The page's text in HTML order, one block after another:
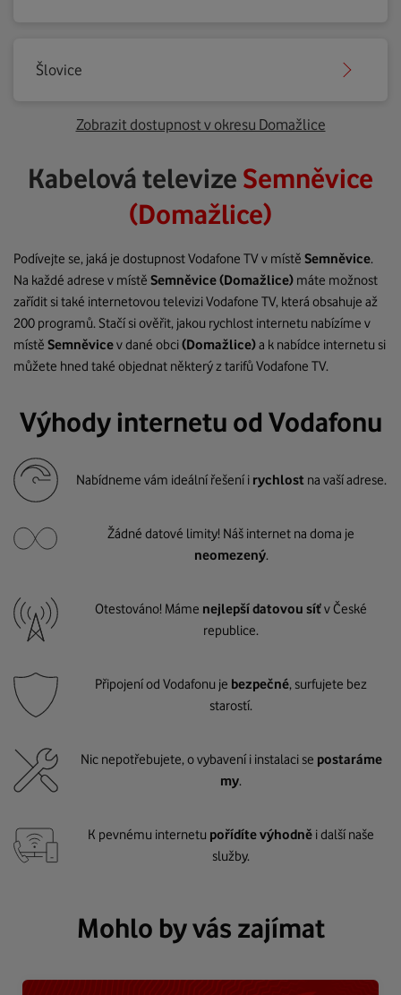
Šlovice
Zobrazit dostupnost v okresu Domažlice
Kabelová televize Semněvice
(Domažlice)
Podívejte se, jaká je dostupnost Vodafone TV v místě Semněvice.
Na každé adrese v místě Semněvice(Domažlice) máte možnost
zařídit si také internetovou televizi Vodafone TV, která obsahuje až
200 programů. Stačí si ověřit, jakou rychlost internetu nabízíme v
místě Semněvicev dané obci(Domažlice)a k nabídce internetu si
můžete hned také objednat některý z tarifů Vodafone TV.
Výhody internetu od Vodafonu
Nabídneme vám ideální řešení i rychlost na vaší adrese.
Žádné datové limity! Náš internet na doma je
neomezený.
Otestováno! Máme nejlepší datovou síťv České
republice.
Připojení od Vodafonu je bezpečné, surfujete bez
starostí.
Nic nepotřebujete, o vybavení i instalaci se postaráme
my.
K pevnému internetu pořídíte výhodně i další naše
služby.
Mohlo by vás zajímat